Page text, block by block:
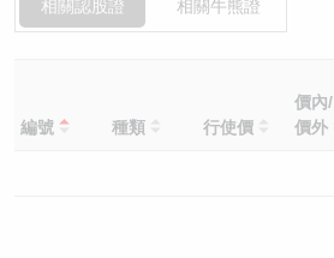
相關認股證 相關牛熊證
編號 種類 行使價
價內/
價外